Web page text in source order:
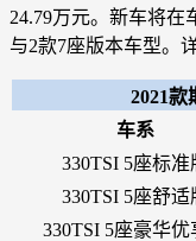
24.79万元。新车将在
与2款7座版本车型。
2021款
车系
330TSI 5座标准
330TSI 5座舒适
330TSI 5座豪华优